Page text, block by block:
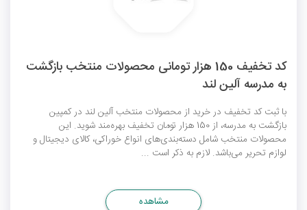
کد تخفیف 150 هزار تومانی محصولات منتخب بازگشت
به مدرسه آلین لند
با ثبت کد تخفیف در خرید از محصولات منتخب آلین لند در کمپین
بازگشت به مدرسه، از 150 هزار تومان تخفیف بهره‌مند شوید. این
محصولات منتخب شامل دسته‌بندی‌های انواع خوراکی، کالای دیجیتال و
لوازم تحریر می‌باشد. لازم به ذکر است ...
مشاهده